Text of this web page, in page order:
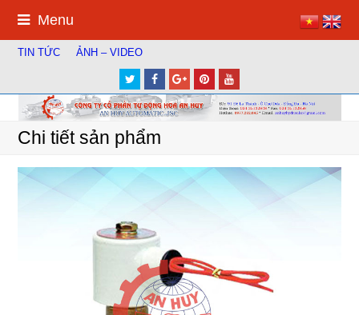
Menu
TIN TỨC ẢNH – VIDEO
TwitterFacebook
Google
Plus
Pinterest
Chi tiết sản phẩm